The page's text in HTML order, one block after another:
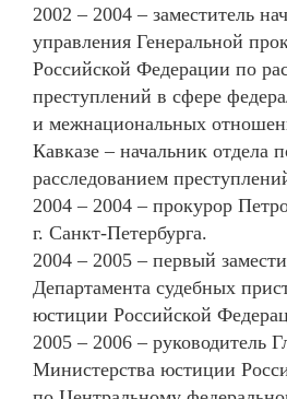
2002 – 2004 – заместитель
управления Генеральной
Российской Федерации по
преступлений в сфере
и межнациональных
Кавказе – начальник отдела
расследованием
2004 – 2004 – прокурор
г. Санкт-Петербурга.
2004 – 2005 – первый
Департамента судебных
юстиции Российской
2005 – 2006 – руководитель
Министерства юстиции